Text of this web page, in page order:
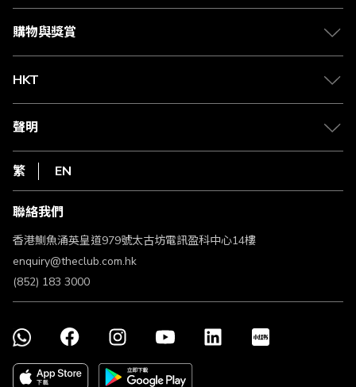
媒體中心
會籍及專屬禮遇
賺取積分
購物與獎賞
物流與配送
Club Shopping 商品領取站
常見問題
HKT
csl.
1010
HKT
聲明
私隱聲明
使用條款
條款及細則
不歧視及不騷擾聲明
認可牌照及通告
繁 EN
聯絡我們
香港鰂魚涌英皇道979號太古坊電訊盈科中心14樓
enquiry@theclub.com.hk
(852) 183 3000